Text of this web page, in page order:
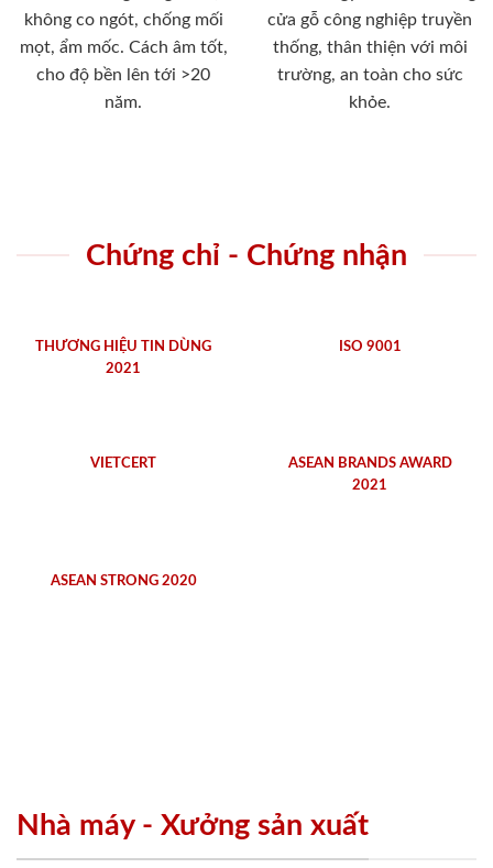
không co ngót, chống mối
mọt, ẩm mốc. Cách âm tốt,
cho độ bền lên tới >20
năm.
cửa gỗ công nghiệp truyền
thống, thân thiện với môi
trường, an toàn cho sức
khỏe.
Chứng chỉ - Chứng nhận
THƯƠNG HIỆU TIN DÙNG
2021
ISO 9001
VIETCERT
ASEAN BRANDS AWARD
2021
ASEAN STRONG 2020
Nhà máy - Xưởng sản xuất